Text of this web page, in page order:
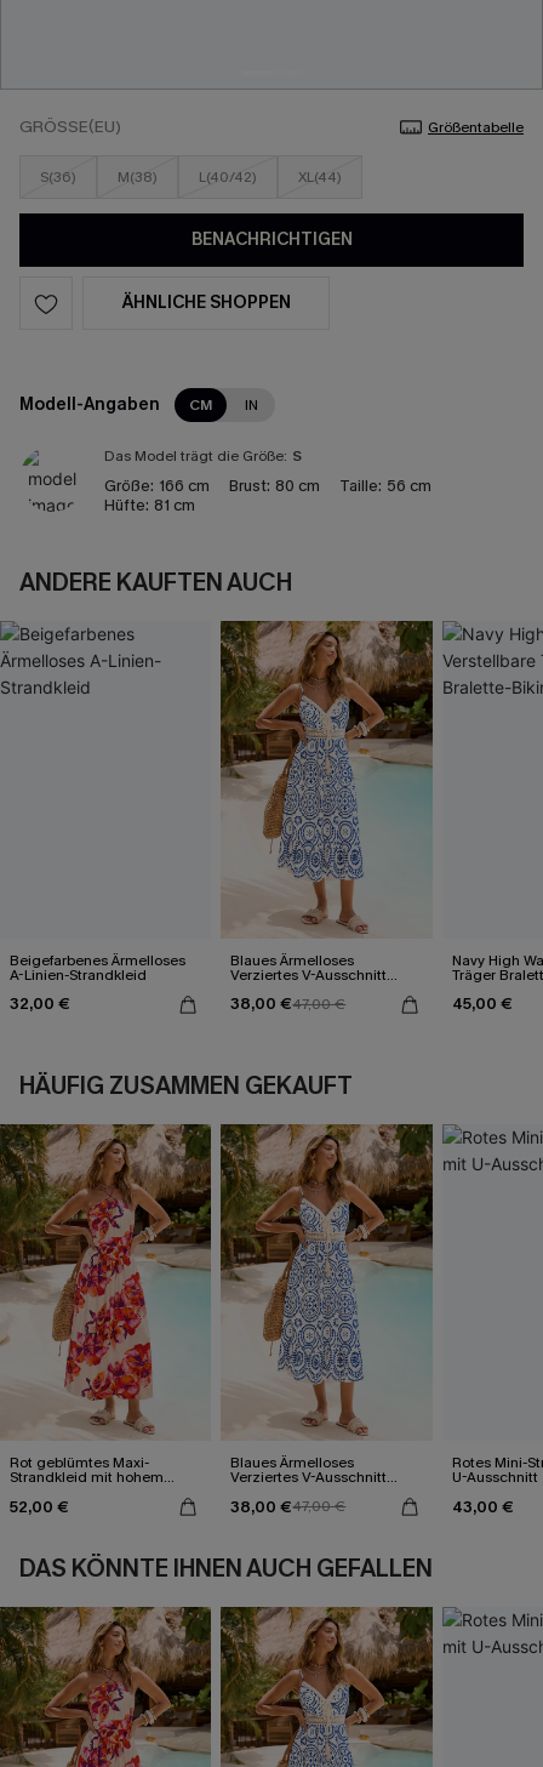
GRÖSSE(EU) Größentabelle
S(36) M(38) L(40/42) XL(44)
BENACHRICHTIGEN
ÄHNLICHE SHOPPEN
Modell-Angaben CM IN
Das Model trägt die Größe: S
Größe: 166 cm Brust: 80 cm Taille: 56 cm
Hüfte: 81 cm
ANDERE KAUFTEN AUCH
Beigefarbenes Ärmelloses
A-Linien-Strandkleid
32,00 €
Blaues Ärmelloses
Verziertes V-Ausschnitt
38,00 €47,00 €
Navy High
Träger
45,00 €
HÄUFIG ZUSAMMEN GEKAUFT
Rot geblümtes Maxi-
Strandkleid mit hohem
52,00 €
Blaues Ärmelloses
Verziertes V-Ausschnitt
38,00 €47,00 €
Rotes Mini-
U-Ausschnitt
43,00 €
DAS KÖNNTE IHNEN AUCH GEFALLEN